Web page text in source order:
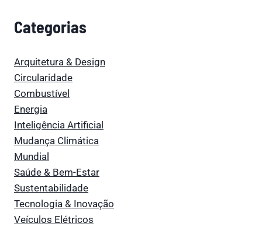
Categorias
Arquitetura & Design
Circularidade
Combustível
Energia
Inteligência Artificial
Mudança Climática
Mundial
Saúde & Bem-Estar
Sustentabilidade
Tecnologia & Inovação
Veículos Elétricos